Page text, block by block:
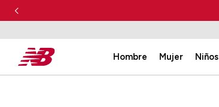
Hombre Mujer Niños